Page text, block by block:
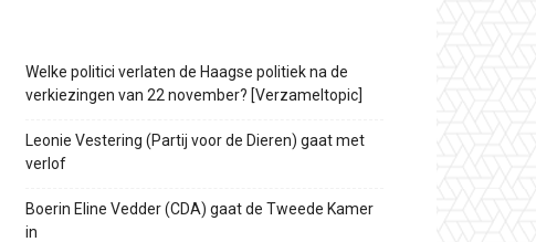
Welke politici verlaten de Haagse politiek na de
verkiezingen van 22 november? [Verzameltopic]
Leonie Vestering (Partij voor de Dieren) gaat met
verlof
Boerin Eline Vedder (CDA) gaat de Tweede Kamer
in